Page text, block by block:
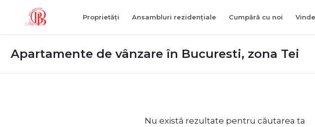
Proprietăți Ansambluri rezidențiale Cumpără cu noi
Apartamente de vânzare în Bucuresti, zona Tei
Nu există rezultate pentru căutarea ta